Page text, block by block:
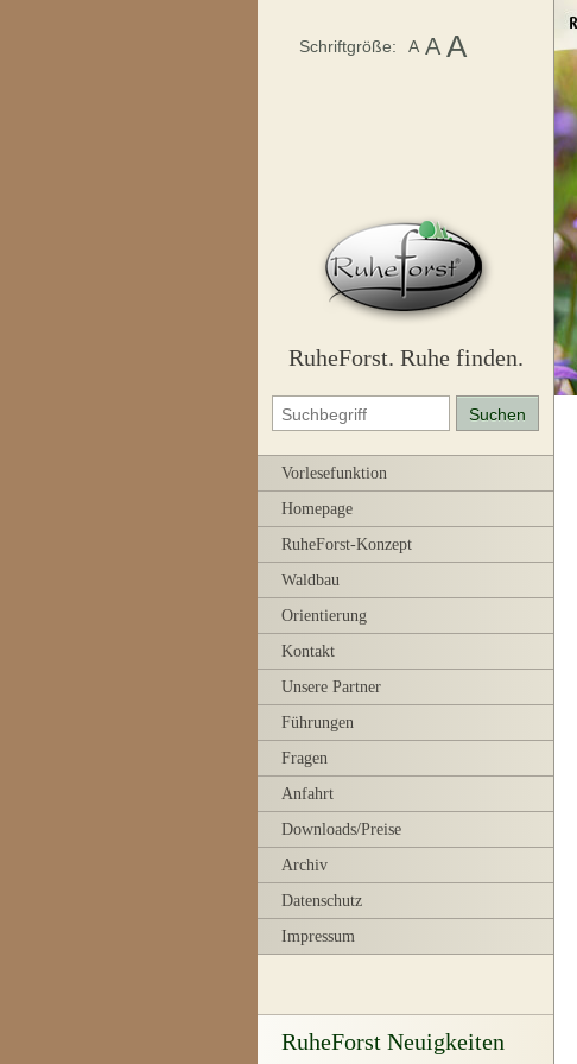
RuheForst. Ruhe finden.
Vorlesefunktion
Homepage
RuheForst-Konzept
Waldbau
Orientierung
Kontakt
Unsere Partner
Führungen
Fragen
Anfahrt
Downloads/Preise
Archiv
Datenschutz
Impressum
RuheForst Neuigkeiten
Schriftgröße: A A A